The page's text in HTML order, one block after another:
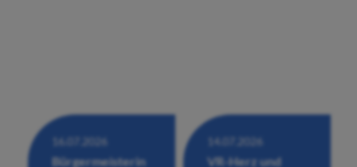
16.07.2026
Bürgermeisterin
14.07.2026
VR-Herz und